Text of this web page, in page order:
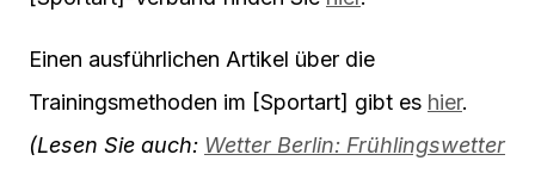
Einen ausführlichen Artikel über die
Trainingsmethoden im [Sportart] gibt es hier.
(Lesen Sie auch: Wetter Berlin: Frühlingswetter